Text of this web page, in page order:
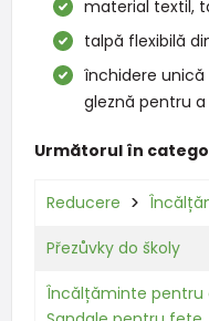
material textil,
talpă flexibilă
închidere unică
gleznă pentru
Următorul în
Reducere
Přezůvky do školy
Încălțăminte pentru